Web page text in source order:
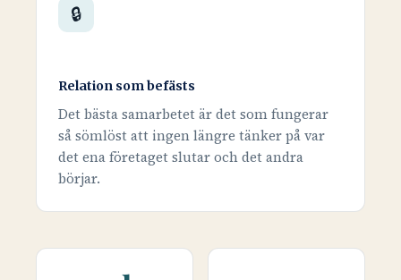
🔒
Relation som befästs
Det bästa samarbetet är det som fungerar
så sömlöst att ingen längre tänker på var
det ena företaget slutar och det andra
börjar.